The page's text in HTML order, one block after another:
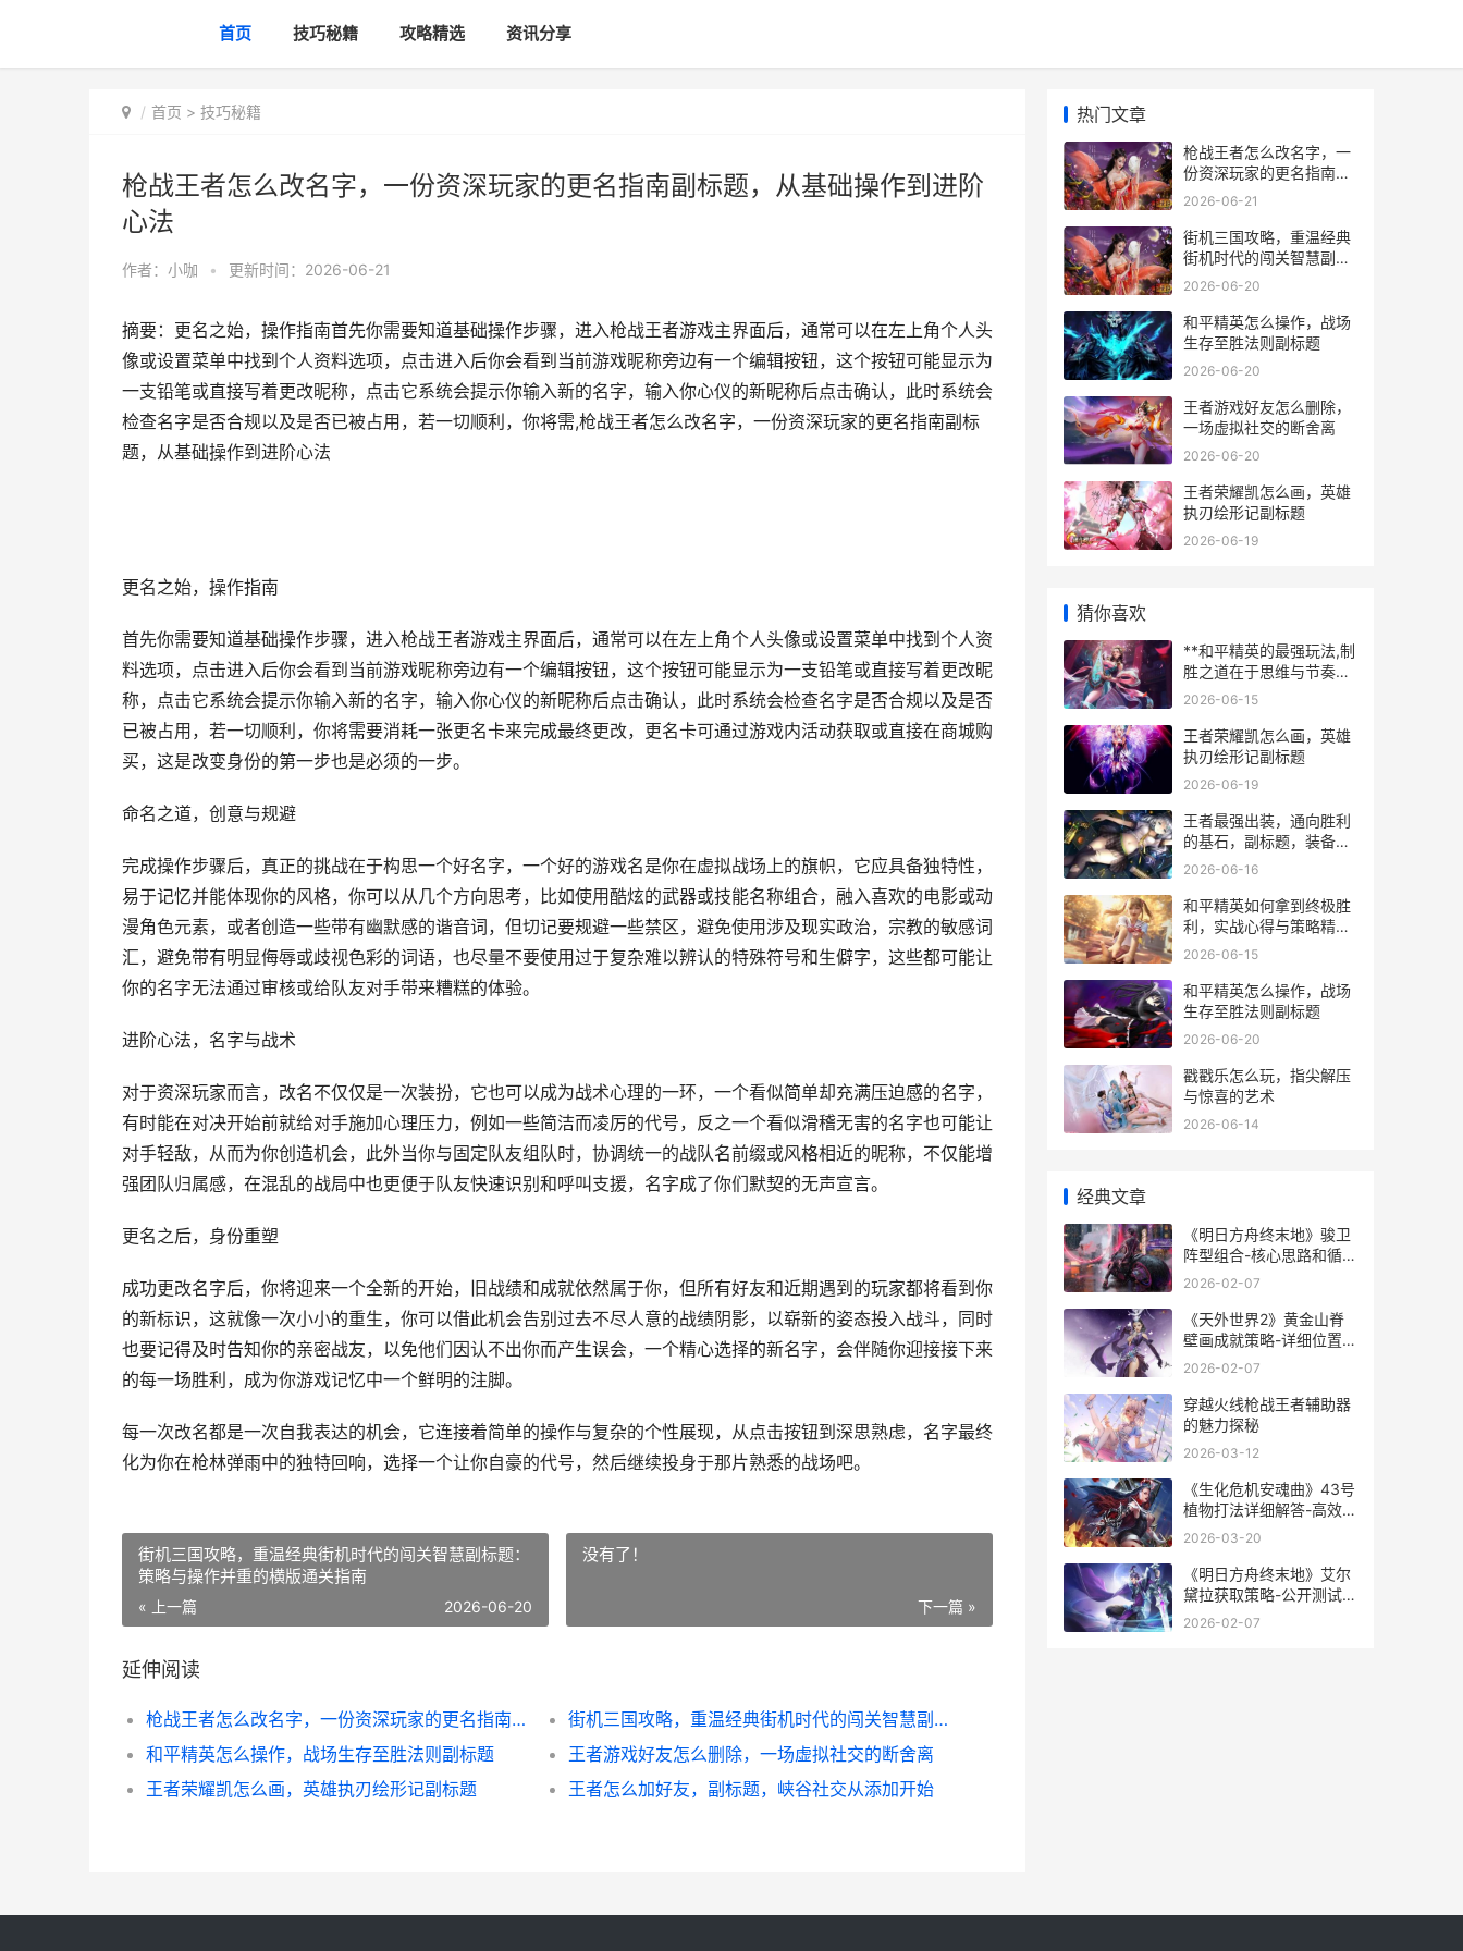
首页 技巧秘籍 攻略精选 资讯分享
首页 > 技巧秘籍
枪战王者怎么改名字，一份资深玩家的更名指南副标题，从基础操作到进阶
心法
作者： 小咖 • 更新时间：2026-06-21
摘要：更名之始，操作指南首先你需要知道基础操作步骤，进入枪战王者游戏主界面后，通常可以在左上角个人头
像或设置菜单中找到个人资料选项，点击进入后你会看到当前游戏昵称旁边有一个编辑按钮，这个按钮可能显示为
一支铅笔或直接写着更改昵称，点击它系统会提示你输入新的名字，输入你心仪的新昵称后点击确认，此时系统会
检查名字是否合规以及是否已被占用，若一切顺利，你将需,枪战王者怎么改名字，一份资深玩家的更名指南副标
题，从基础操作到进阶心法
更名之始，操作指南
首先你需要知道基础操作步骤，进入枪战王者游戏主界面后，通常可以在左上角个人头像或设置菜单中找到个人资
料选项，点击进入后你会看到当前游戏昵称旁边有一个编辑按钮，这个按钮可能显示为一支铅笔或直接写着更改昵
称，点击它系统会提示你输入新的名字，输入你心仪的新昵称后点击确认，此时系统会检查名字是否合规以及是否
已被占用，若一切顺利，你将需要消耗一张更名卡来完成最终更改，更名卡可通过游戏内活动获取或直接在商城购
买，这是改变身份的第一步也是必须的一步。
命名之道，创意与规避
完成操作步骤后，真正的挑战在于构思一个好名字，一个好的游戏名是你在虚拟战场上的旗帜，它应具备独特性，
易于记忆并能体现你的风格，你可以从几个方向思考，比如使用酷炫的武器或技能名称组合，融入喜欢的电影或动
漫角色元素，或者创造一些带有幽默感的谐音词，但切记要规避一些禁区，避免使用涉及现实政治，宗教的敏感词
汇，避免带有明显侮辱或歧视色彩的词语，也尽量不要使用过于复杂难以辨认的特殊符号和生僻字，这些都可能让
你的名字无法通过审核或给队友对手带来糟糕的体验。
进阶心法，名字与战术
对于资深玩家而言，改名不仅仅是一次装扮，它也可以成为战术心理的一环，一个看似简单却充满压迫感的名字，
有时能在对决开始前就给对手施加心理压力，例如一些简洁而凌厉的代号，反之一个看似滑稽无害的名字也可能让
对手轻敌，从而为你创造机会，此外当你与固定队友组队时，协调统一的战队名前缀或风格相近的昵称，不仅能增
强团队归属感，在混乱的战局中也更便于队友快速识别和呼叫支援，名字成了你们默契的无声宣言。
更名之后，身份重塑
成功更改名字后，你将迎来一个全新的开始，旧战绩和成就依然属于你，但所有好友和近期遇到的玩家都将看到你
的新标识，这就像一次小小的重生，你可以借此机会告别过去不尽人意的战绩阴影，以崭新的姿态投入战斗，同时
也要记得及时告知你的亲密战友，以免他们因认不出你而产生误会，一个精心选择的新名字，会伴随你迎接接下来
的每一场胜利，成为你游戏记忆中一个鲜明的注脚。
每一次改名都是一次自我表达的机会，它连接着简单的操作与复杂的个性展现，从点击按钮到深思熟虑，名字最终
化为你在枪林弹雨中的独特回响，选择一个让你自豪的代号，然后继续投身于那片熟悉的战场吧。
街机三国攻略，重温经典街机时代的闯关智慧副标题：
策略与操作并重的横版通关指南
« 上一篇 2026-06-20
没有了！
下一篇 »
延伸阅读
枪战王者怎么改名字，一份资深玩家的更名指南副标题，从基础操作到进阶心法
街机三国攻略，重温经典街机时代的闯关智慧副标题：策略与操作并重的横版通关指南
和平精英怎么操作，战场生存至胜法则副标题
王者游戏好友怎么删除，一场虚拟社交的断舍离
王者荣耀凯怎么画，英雄执刃绘形记副标题
王者怎么加好友，副标题，峡谷社交从添加开始
热门文章
枪战王者怎么改名字，一
份资深玩家的更名指南副
标题，从基础操作到进阶
2026-06-21
街机三国攻略，重温经典
街机时代的闯关智慧副标
题：策略与操作并重的横
2026-06-20
和平精英怎么操作，战场
生存至胜法则副标题
2026-06-20
王者游戏好友怎么删除，
一场虚拟社交的断舍离
2026-06-20
王者荣耀凯怎么画，英雄
执刃绘形记副标题
2026-06-19
猜你喜欢
**和平精英的最强玩法,制
胜之道在于思维与节奏，
副标题,从刚枪莽夫到战术
2026-06-15
王者荣耀凯怎么画，英雄
执刃绘形记副标题
2026-06-19
王者最强出装，通向胜利
的基石，副标题，装备逻
辑与战场艺术的融合
2026-06-16
和平精英如何拿到终极胜
利，实战心得与策略精讲
副标题
2026-06-15
和平精英怎么操作，战场
生存至胜法则副标题
2026-06-20
戳戳乐怎么玩，指尖解压
与惊喜的艺术
2026-06-14
经典文章
《明日方舟终末地》骏卫
阵型组合-核心思路和循环
解析 明日方舟终末地预约
2026-02-07
《天外世界2》黄金山脊
壁画成就策略-详细位置和
完成方式 天外世界2西港
2026-02-07
穿越火线枪战王者辅助器
的魅力探秘
2026-03-12
《生化危机安魂曲》43号
植物打法详细解答-高效击
败43号植物全流程 生化
2026-03-20
《明日方舟终末地》艾尔
黛拉获取策略-公开测试福
利详细解答 明日方舟终末
2026-02-07